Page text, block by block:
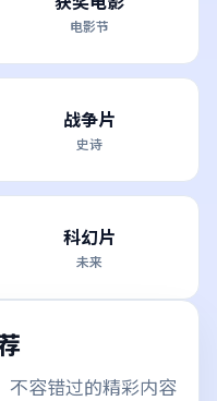
电影节
战争片
史诗
科幻片
未来
不容错过的精彩内容